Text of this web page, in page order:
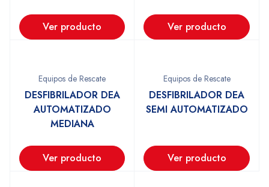
Ver producto Ver producto
Equipos de Rescate
DESFIBRILADOR DEA
AUTOMATIZADO
MEDIANA
Ver producto
Equipos de Rescate
DESFIBRILADOR DEA
SEMI AUTOMATIZADO
Ver producto